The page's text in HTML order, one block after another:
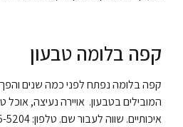
קפה בלומה טבעון
קפה בלומה נפתח לפני כמה שנים
המובילים בטבעון. אויירה נעיצה,
איכותיים. שווה לעבור שם. טלפון:5204